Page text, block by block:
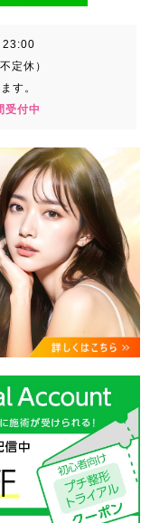
23:00
定休）
す。
受付中